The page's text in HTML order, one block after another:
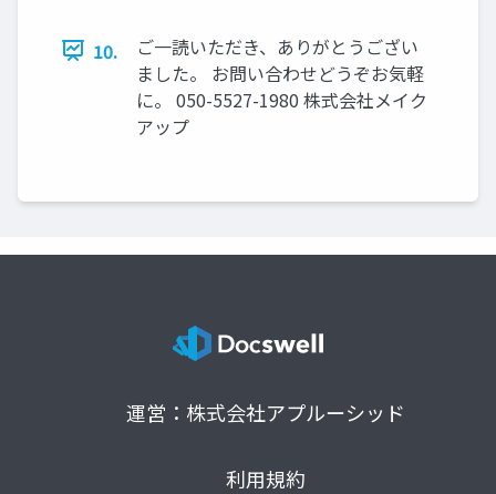
10.
ご一読いただき、ありがとうござい
ました。 お問い合わせどうぞお気軽
に。 050-5527-1980 株式会社メイク
アップ
運営：株式会社アプルーシッド
利用規約